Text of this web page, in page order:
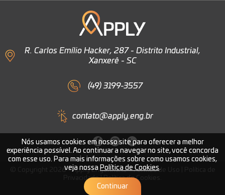
R. Carlos Emílio Hacker, 287 - Distrito Industrial,
Xanxerê - SC
(49) 3199-3557
contato@apply.eng.br
© Copyright 2026 - Apply Engenharia -Termos de Uso
Privacidade|Política de Cookies
Nós usamos cookies em nosso site para oferecer a melhor
experiência possível. Ao continuar a navegar no site, você concorda
com esse uso. Para mais informações sobre como usamos cookies,
veja nossa Política de Cookies.
Continuar